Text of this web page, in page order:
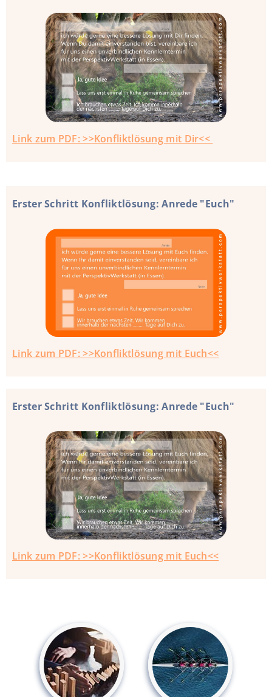
Link zum PDF: >>Konfliktlösung mit Dir<<
Erster Schritt Konfliktlösung: Anrede "Euch"
Link zum PDF: >>Konfliktlösung mit Euch<<
Erster Schritt Konfliktlösung: Anrede "Euch"
Link zum PDF: >>Konfliktlösung mit Euch<<